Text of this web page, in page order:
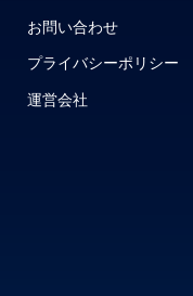
お問い合わせ
プライバシーポリシー
運営会社